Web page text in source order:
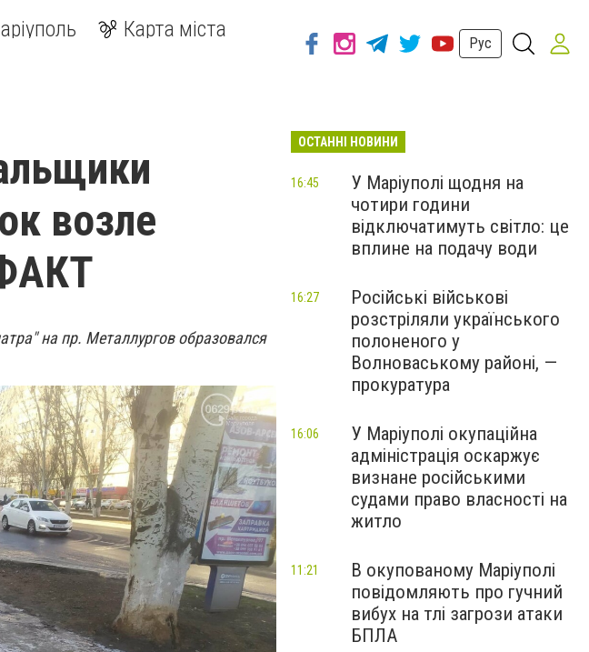
Карта міста
Рус
возле
на пр. Металлургов образовался
ОСТАННІ НОВИНИ
У Маріуполі щодня на
чотири години
відключатимуть світло: це
вплине на подачу води
16:45
Російські військові
розстріляли українського
полоненого у
Волноваському районі, —
прокуратура
16:27
У Маріуполі окупаційна
адміністрація оскаржує
визнане російськими
судами право власності на
житло
16:06
В окупованому Маріуполі
повідомляють про гучний
вибух на тлі загрози атаки
БПЛА
11:21